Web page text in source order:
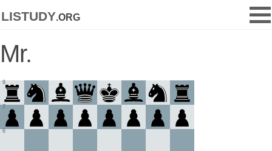
listudy.org
Mr.
6
7
8